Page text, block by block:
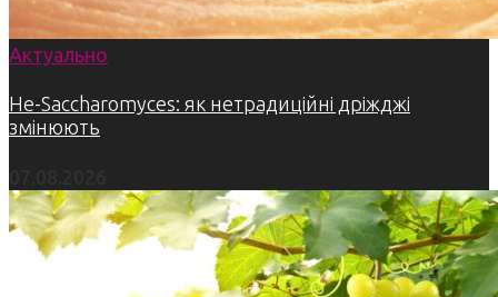
Актуально
Не-Saccharomyces: як нетрадиційні дріжджі
змінюють